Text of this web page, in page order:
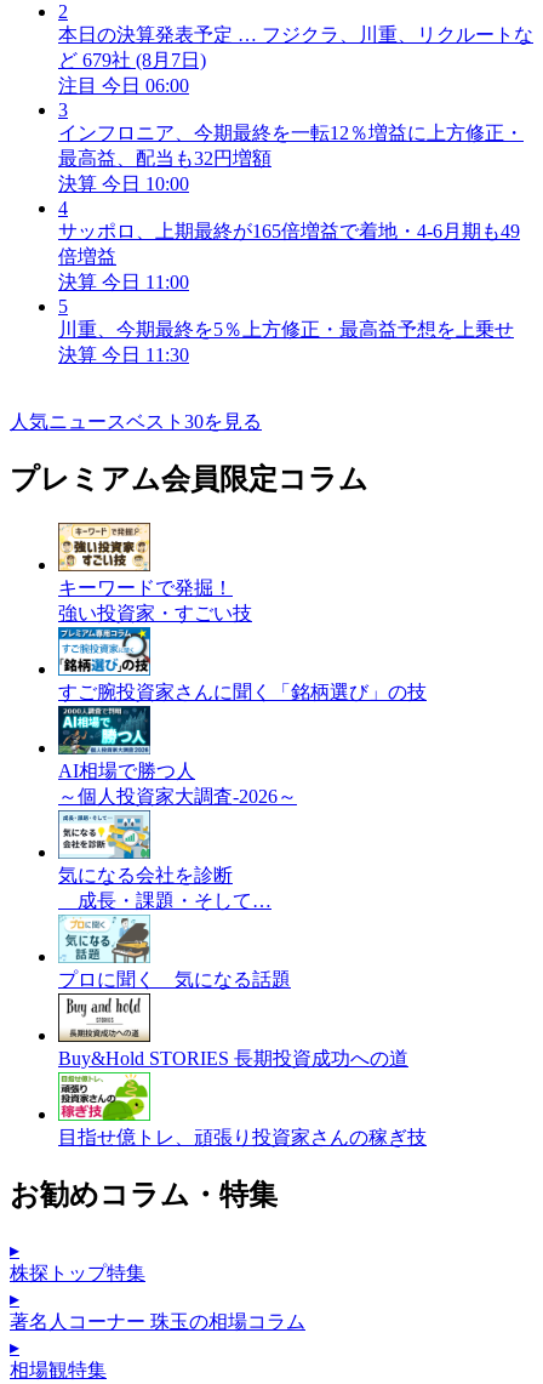
2
本日の決算発表予定 … フジクラ、川重、リクルートな
ど 679社 (8月7日)
注目 今日 06:00
3
インフロニア、今期最終を一転12％増益に上方修正・
最高益、配当も32円増額
決算 今日 10:00
4
サッポロ、上期最終が165倍増益で着地・4-6月期も49
倍増益
決算 今日 11:00
5
川重、今期最終を5％上方修正・最高益予想を上乗せ
決算 今日 11:30
人気ニュースベスト30を見る
プレミアム会員限定コラム
キーワードで発掘！
強い投資家・すごい技
すご腕投資家さんに聞く「銘柄選び」の技
AI相場で勝つ人
～個人投資家大調査-2026～
気になる会社を診断
成長・課題・そして…
プロに聞く 気になる話題
Buy&Hold STORIES 長期投資成功への道
目指せ億トレ、頑張り投資家さんの稼ぎ技
お勧めコラム・特集
▸
株探トップ特集
▸
著名人コーナー 珠玉の相場コラム
▸
相場観特集